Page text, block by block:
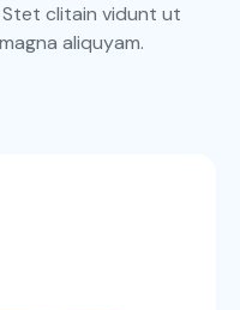
clitain vidunt ut
aliquyam.